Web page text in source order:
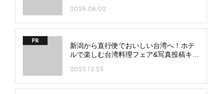
2026.06.02
PR
新潟から直行便でおいしい台湾へ！ホテ
ルで楽しむ台湾料理フェア&写真投稿キャ
2025.12.25